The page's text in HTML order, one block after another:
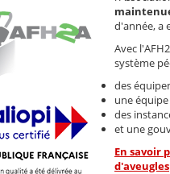
d'année, a
Avec
système
des
une
des
et une
En savoir
d'aveugles